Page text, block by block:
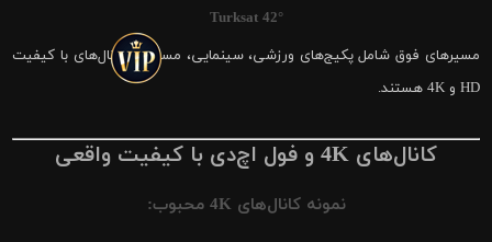
Turksat 42°
مسیرهای فوق شامل پکیج‌های ورزشی، سینمایی، مستند و کانال‌های با کیفیت
HD و 4K هستند.
کانال‌های 4K و فول اچ‌دی با کیفیت واقعی
نمونه کانال‌های 4K محبوب: